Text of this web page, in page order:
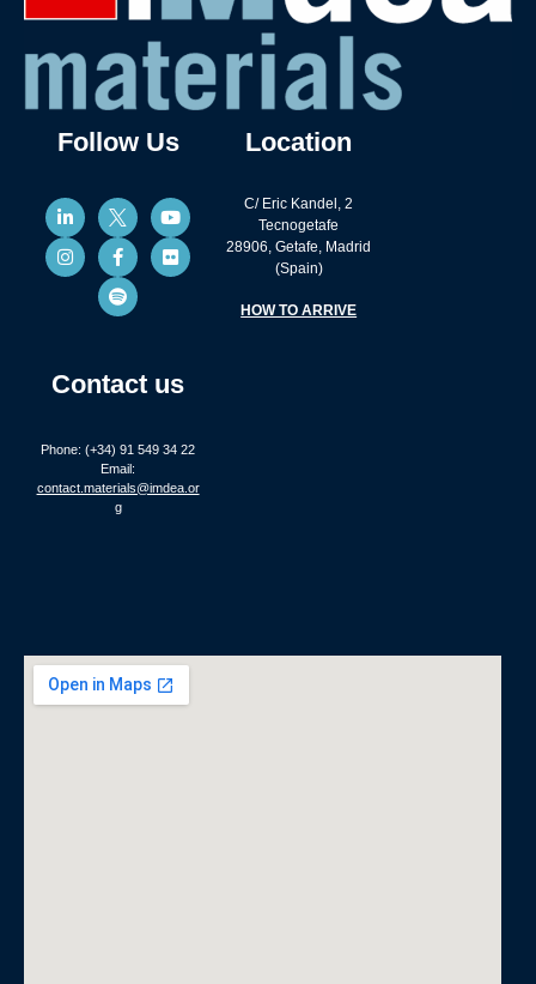
Follow Us
Contact us
Phone: (+34) 91 549 34 22
Email:
contact.materials@imdea.or
g
Location
C/ Eric Kandel, 2
Tecnogetafe
28906, Getafe, Madrid
(Spain)
HOW TO ARRIVE